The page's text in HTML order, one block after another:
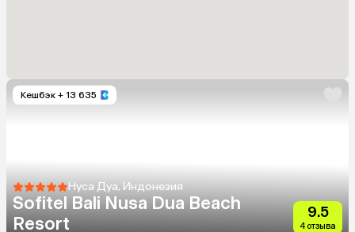
Кешбэк + 13 635
Нуса Дуа, Индонезия
Sofitel Bali Nusa Dua Beach
Resort
9.5
4 отзыва